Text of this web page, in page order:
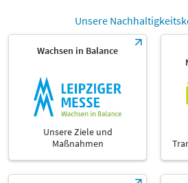
Unsere
Wachsen in Balance
Unsere Ziele und
Maßnahmen